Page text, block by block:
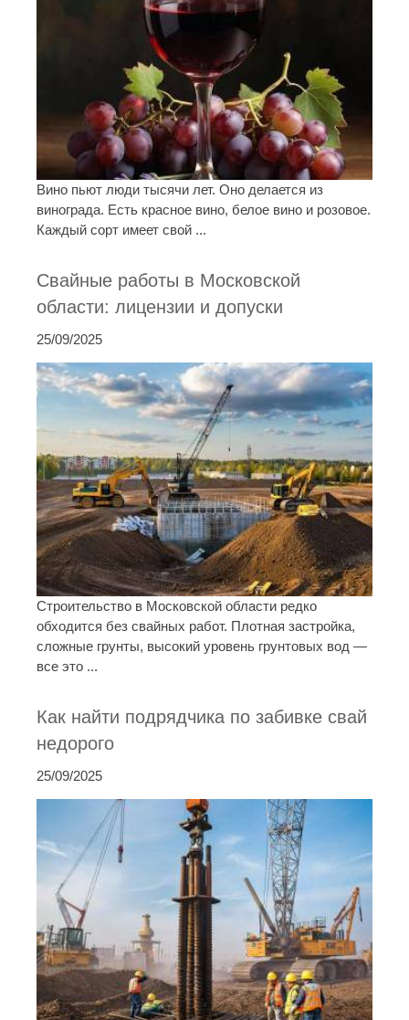
Вино пьют люди тысячи лет. Оно делается из
винограда. Есть красное вино, белое вино и розовое.
Каждый сорт имеет свой ...
Свайные работы в Московской
области: лицензии и допуски
25/09/2025
Строительство в Московской области редко
обходится без свайных работ. Плотная застройка,
сложные грунты, высокий уровень грунтовых вод —
все это ...
Как найти подрядчика по забивке свай
недорого
25/09/2025